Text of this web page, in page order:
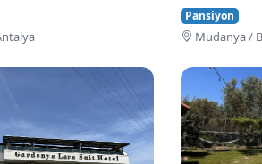
Pansiyon
Mudanya /